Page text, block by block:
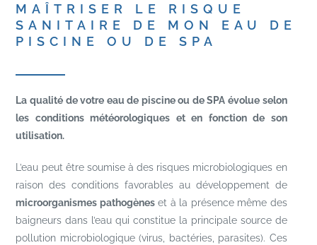
MAÎTRISER LE RISQUE
SANITAIRE DE MON EAU DE
PISCINE OU DE SPA
La qualité de votre eau de piscine ou de SPA évolue selon
les conditions météorologiques et en fonction de son
utilisation.
L’eau peut être soumise à des risques microbiologiques en
raison des conditions favorables au développement de
microorganismes pathogèneset à la présence même des
baigneurs dans l’eau qui constitue la principale source de
pollution microbiologique (virus, bactéries, parasites). Ces